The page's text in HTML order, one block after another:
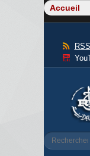
RSS
Rechercher